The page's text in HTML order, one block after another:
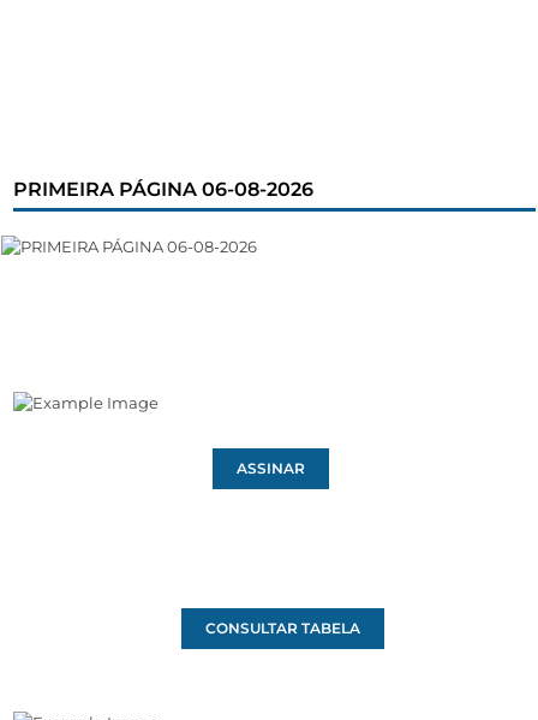
PRIMEIRA PÁGINA 06-08-2026
ASSINAR
CONSULTAR TABELA